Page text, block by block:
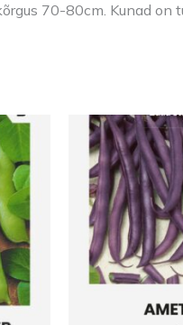
70-80cm. Kunad